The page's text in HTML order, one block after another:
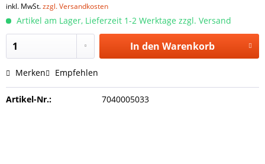
inkl. MwSt.zzgl. Versandkosten
Artikel am Lager, Lieferzeit 1-2 Werktage zzgl. Versand
In den Warenkorb
Merken Empfehlen
Artikel-Nr.: 7040005033